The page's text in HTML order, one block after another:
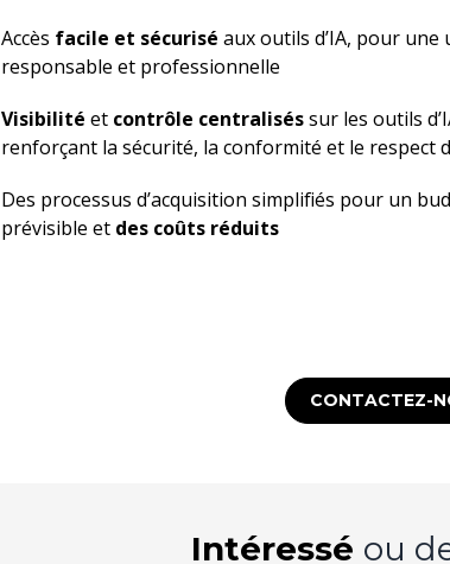
Accès facile et sécurisé aux outils d’IA, pour une
responsable et professionnelle
Visibilité et contrôle centraliséssur les outils
renforçant la sécurité, la conformité et le respect
Des processus d’acquisition simplifiés pour un
prévisible et des coûts réduits
CONTACTEZ-
Intéressé ou